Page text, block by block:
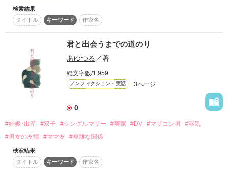
スターツ出版小説投稿サイト合同企画「1話からの長編大
賞」ベリーズカフェ会場
その他の条件 動画あり コミックあり
語を繰り広げている現実があったら、アナタなら、どうします
か…？―――
作品を読む
「俺と、付き合ってください」
高校二年生。平凡な私が屋上に呼び出されて言われた言葉。
目の前に立つのは、イケメン後輩くん。
私にもついに春が来た―――！？
と、思っていたのに。
検索結果
タイトル
キーワード 作家名
君と出会うまでの道のり
あゆつる ／著
総文字数/1,959
ノンフィクション・実話 3ページ
0
#妊娠･出産 #双子 #シングルマザー #実家 #DV #マザコン男
#浮気
#男女の友情 #ママ友 #複雑な関係
検索結果
タイトル
キーワード 作家名